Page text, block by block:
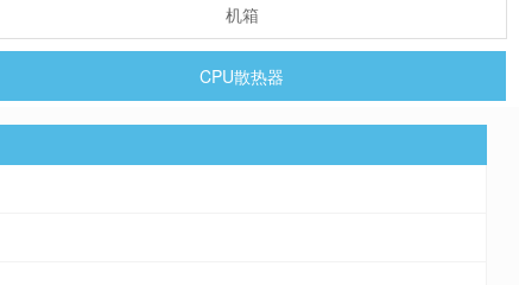
机箱
CPU散热器